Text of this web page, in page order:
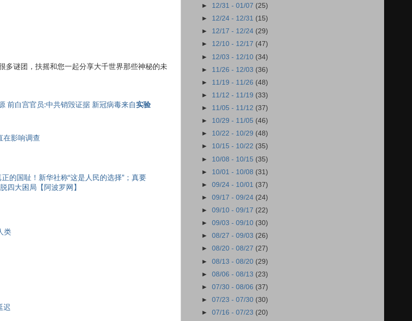
多谜团，扶摇和您一起分享大千世界那些神秘的未
前白宫官员:中共销毁证据 新冠病毒来自实验
在影响调查
的国耻！新华社称“这是人民的选择”；真要
四大困局【阿波罗网】
类
迟
► 12/31 - 01/07 (25)
► 12/24 - 12/31 (15)
► 12/17 - 12/24 (29)
► 12/10 - 12/17 (47)
► 12/03 - 12/10 (34)
► 11/26 - 12/03 (36)
► 11/19 - 11/26 (48)
► 11/12 - 11/19 (33)
► 11/05 - 11/12 (37)
► 10/29 - 11/05 (46)
► 10/22 - 10/29 (48)
► 10/15 - 10/22 (35)
► 10/08 - 10/15 (35)
► 10/01 - 10/08 (31)
►09/24 - 10/01 (37)
►09/17 - 09/24 (24)
►09/10 - 09/17 (22)
►09/03 - 09/10 (30)
►08/27 - 09/03 (26)
►08/20 - 08/27 (27)
►08/13 - 08/20 (29)
►08/06 - 08/13 (23)
►07/30 - 08/06 (37)
►07/23 - 07/30 (30)
►07/16 - 07/23 (20)